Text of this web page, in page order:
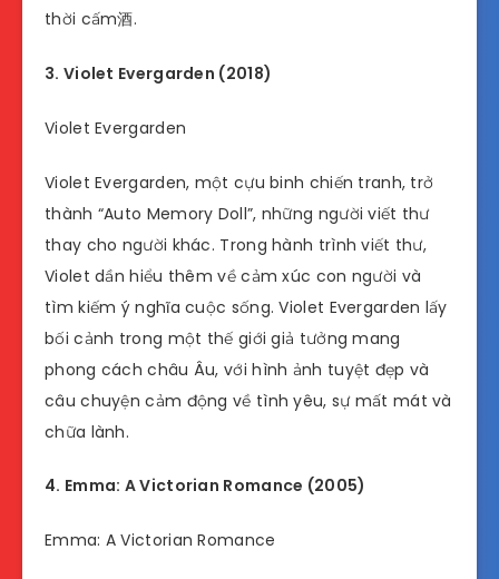
thời cấm酒.
3. Violet Evergarden (2018)
Violet Evergarden
Violet Evergarden, một cựu binh chiến tranh, trở
thành “Auto Memory Doll”, những người viết thư
thay cho người khác. Trong hành trình viết thư,
Violet dần hiểu thêm về cảm xúc con người và
tìm kiếm ý nghĩa cuộc sống. Violet Evergarden lấy
bối cảnh trong một thế giới giả tưởng mang
phong cách châu Âu, với hình ảnh tuyệt đẹp và
câu chuyện cảm động về tình yêu, sự mất mát và
chữa lành.
4. Emma: A Victorian Romance (2005)
Emma: A Victorian Romance